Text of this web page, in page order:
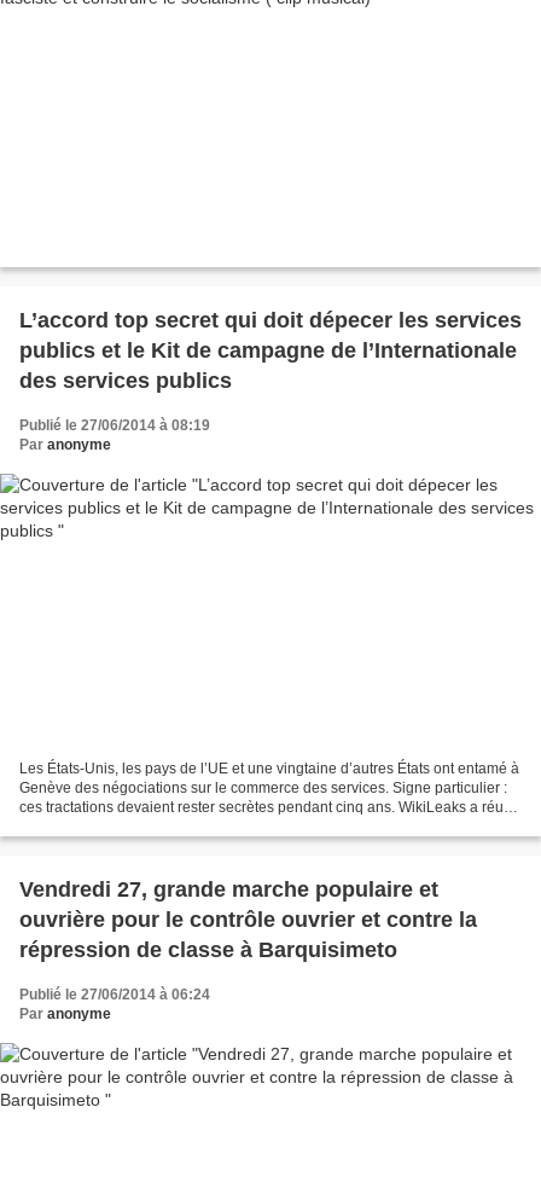
L’accord top secret qui doit dépecer les services
publics et le Kit de campagne de l’Internationale
des services publics
Publié le 27/06/2014 à 08:19
Par anonyme
Les États-Unis, les pays de l’UE et une vingtaine d’autres États ont entamé à
Genève des négociations sur le commerce des services. Signe particulier :
ces tractations devaient rester secrètes pendant cinq ans. WikiLeaks a réussi
Vendredi 27, grande marche populaire et
ouvrière pour le contrôle ouvrier et contre la
répression de classe à Barquisimeto
Publié le 27/06/2014 à 06:24
Par anonyme